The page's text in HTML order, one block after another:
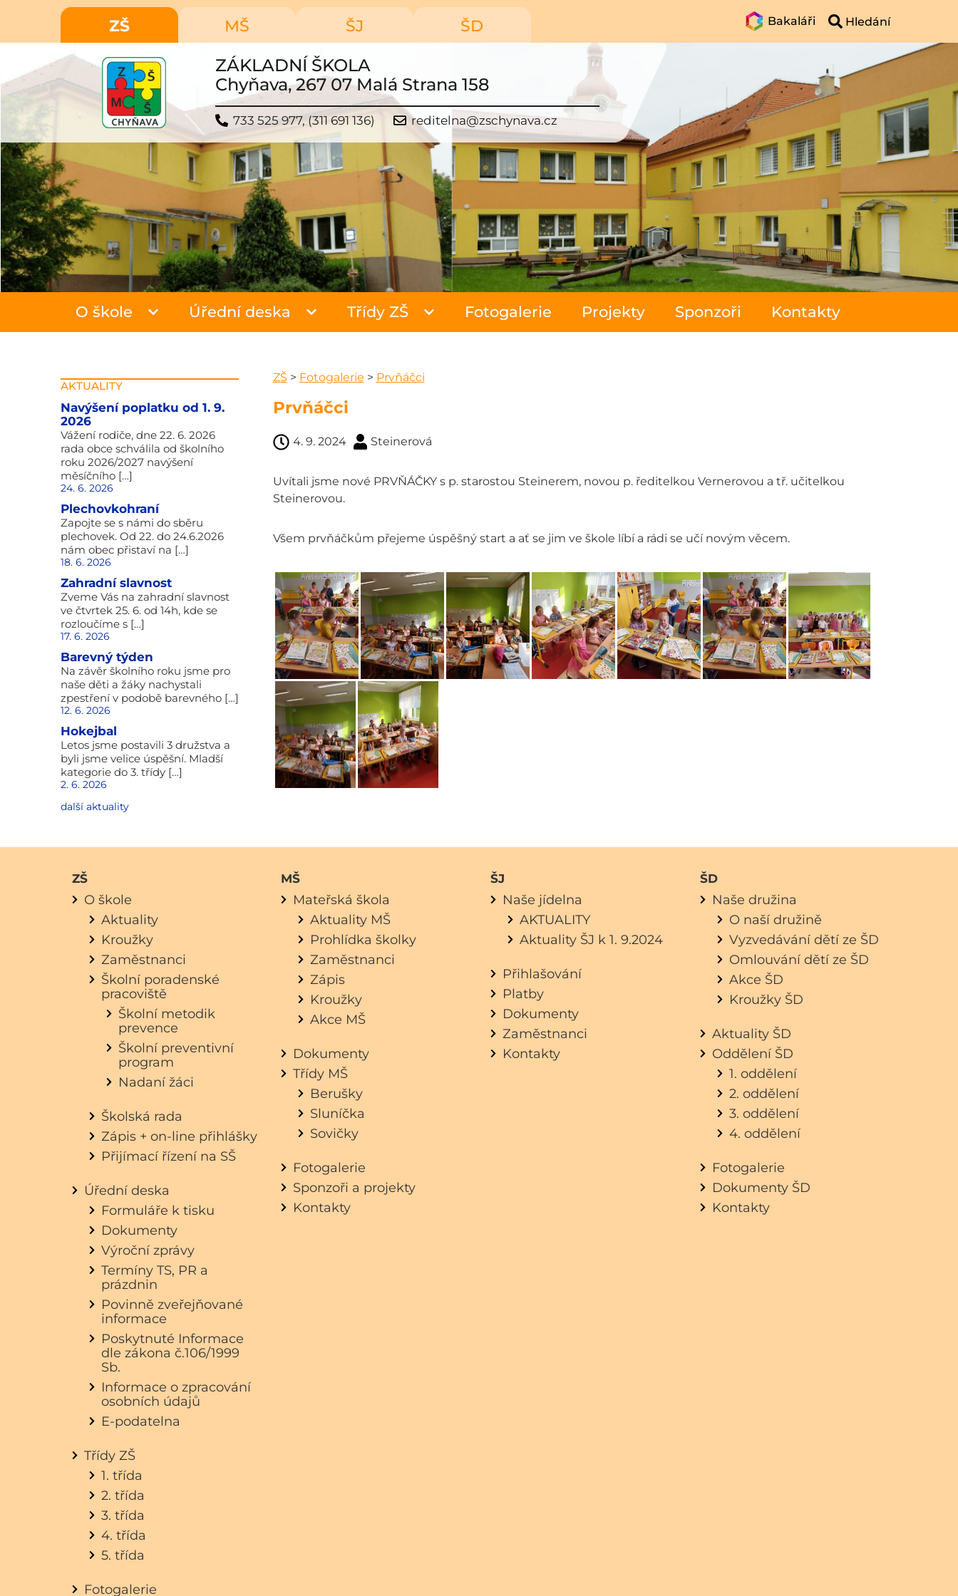
ZŠ MŠ ŠJ ŠD Bakaláři
ZÁKLADNÍ ŠKOLA
Chyňava, 267 07 Malá Strana 158
733 525 977, (311 691 136) reditelna@zschynava.cz
O škole Úřední deska Třídy ZŠ Fotogalerie Projekty Sponzoři Kontakty
AKTUALITY
Navýšení poplatku od 1. 9.
2026
Vážení rodiče, dne 22. 6. 2026
rada obce schválila od školního
roku 2026/2027 navýšení
měsíčního […]
24. 6. 2026
Plechovkohraní
Zapojte se s námi do sběru
plechovek. Od 22. do 24.6.2026
nám obec přistaví na […]
18. 6. 2026
Zahradní slavnost
Zveme Vás na zahradní slavnost
ve čtvrtek 25. 6. od 14h, kde se
rozloučíme s […]
17. 6. 2026
Barevný týden
Na závěr školního roku jsme pro
naše děti a žáky nachystali
zpestření v podobě barevného […]
12. 6. 2026
Hokejbal
Letos jsme postavili 3 družstva a
byli jsme velice úspěšní. Mladší
kategorie do 3. třídy […]
2. 6. 2026
další aktuality
ZŠ > Fotogalerie > Prvňáčci
Prvňáčci
4. 9. 2024 Steinerová
Uvítali jsme nové PRVŇÁČKY s p. starostou Steinerem, novou p. ředitelkou Vernerovou a tř. učitelkou
Steinerovou.
Všem prvňáčkům přejeme úspěšný start a ať se jim ve škole líbí a rádi se učí novým věcem.
ZŠ
O škole
Aktuality
Kroužky
Zaměstnanci
Školní poradenské
pracoviště
Školní metodik
prevence
Školní preventivní
program
Nadaní žáci
Školská rada
Zápis + on-line přihlášky
Přijímací řízení na SŠ
Úřední deska
Formuláře k tisku
Dokumenty
Výroční zprávy
Termíny TS, PR a
prázdnin
Povinně zveřejňované
informace
Poskytnuté Informace
dle zákona č.106/1999
Sb.
Informace o zpracování
osobních údajů
E-podatelna
Třídy ZŠ
1. třída
2. třída
3. třída
4. třída
5. třída
Fotogalerie
MŠ
Mateřská škola
Aktuality MŠ
Prohlídka školky
Zaměstnanci
Zápis
Kroužky
Akce MŠ
Dokumenty
Třídy MŠ
Berušky
Sluníčka
Sovičky
Fotogalerie
Sponzoři a projekty
Kontakty
ŠJ
Naše jídelna
AKTUALITY
Aktuality ŠJ k 1. 9.2024
Přihlašování
Platby
Dokumenty
Zaměstnanci
Kontakty
ŠD
Naše družina
O naší družině
Vyzvedávání dětí ze ŠD
Omlouvání dětí ze ŠD
Akce ŠD
Kroužky ŠD
Aktuality ŠD
Oddělení ŠD
1. oddělení
2. oddělení
3. oddělení
4. oddělení
Fotogalerie
Dokumenty ŠD
Kontakty